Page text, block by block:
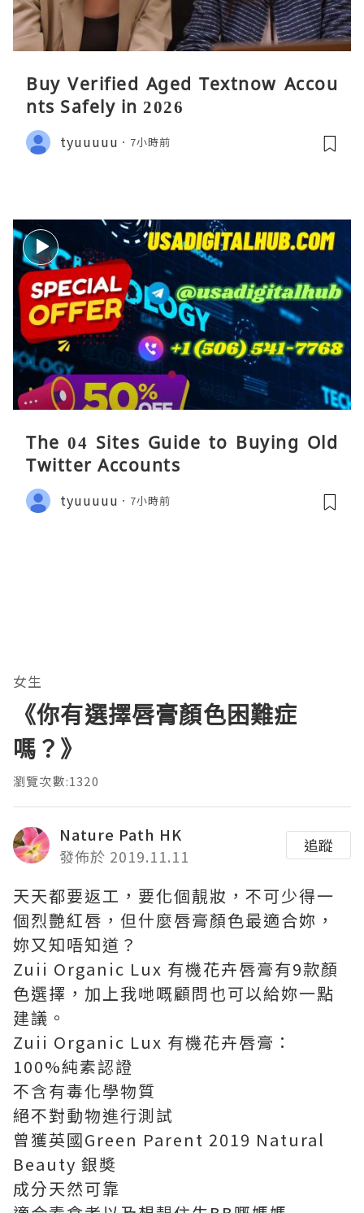
Buy Verified Aged Textnow Accou
nts Safely in 2026
tyuuuuu 7小時前
The 04 Sites Guide to Buying Old
Twitter Accounts
tyuuuuu 7小時前
女生
《你有選擇唇膏顏色困難症
嗎？》
瀏覽次數:1320
Nature Path HK
發佈於 2019.11.11
追蹤
天天都要返工，要化個靚妝，不可少得一
個烈艷紅唇，但什麼唇膏顏色最適合妳，
妳又知唔知道？
Zuii Organic Lux 有機花卉唇膏有9款顏
色選擇，加上我哋嘅顧問也可以給妳一點
建議。
Zuii Organic Lux 有機花卉唇膏：
100%純素認證
不含有毒化學物質
絕不對動物進行測試
曾獲英國Green Parent 2019 Natural
Beauty 銀奬
成分天然可靠